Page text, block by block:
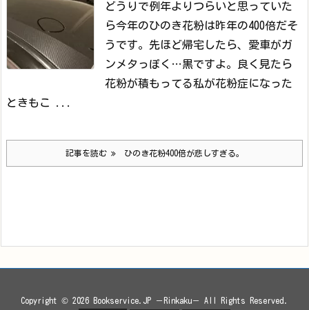
どうりで例年よりつらいと思っていた
ら今年のひのき花粉は昨年の400倍だそ
うです。 先ほど帰宅したら、愛車がガ
ンメタっぽく…黒ですよ。
良く見たら
花粉が積もってる私が花粉症になった
ときもこ ...
記事を読む ひのき花粉400倍が悲しすぎる。
Copyright © 2026 Bookservice.JP －Rinkaku－ All Rights Reserved.